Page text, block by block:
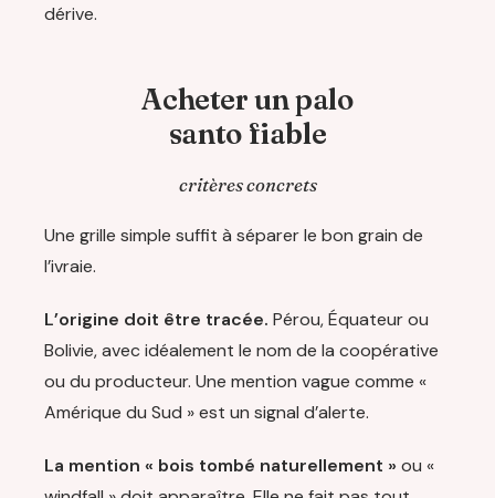
dérive.
Acheter un palo
santo fiable
critères concrets
Une grille simple suffit à séparer le bon grain de
l’ivraie.
L’origine doit être tracée. Pérou, Équateur ou
Bolivie, avec idéalement le nom de la coopérative
ou du producteur. Une mention vague comme «
Amérique du Sud » est un signal d’alerte.
La mention « bois tombé naturellement » ou «